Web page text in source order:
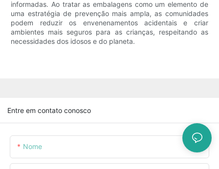
informadas. Ao tratar as embalagens como um elemento de
uma estratégia de prevenção mais ampla, as comunidades
podem reduzir os envenenamentos acidentais e criar
ambientes mais seguros para as crianças, respeitando as
necessidades dos idosos e do planeta.
Entre em contato conosco
Nome